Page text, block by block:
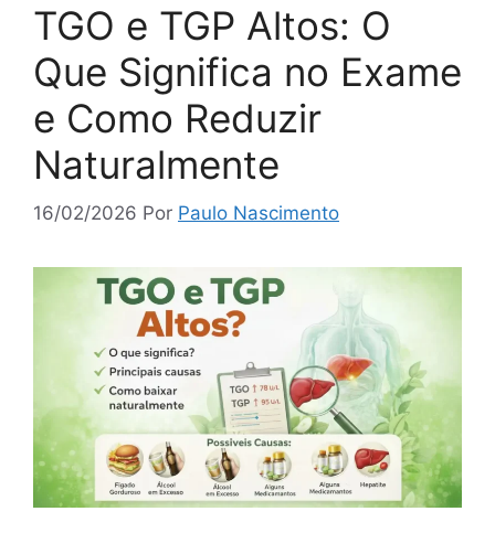
TGO e TGP Altos: O
Que Significa no Exame
e Como Reduzir
Naturalmente
16/02/2026 Por Paulo Nascimento